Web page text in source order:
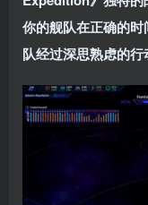
你的舰队在正确的
队经过深思熟虑的行